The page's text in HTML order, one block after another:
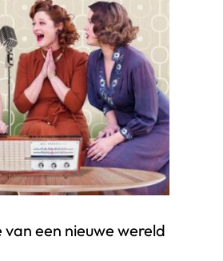
van een nieuwe wereld